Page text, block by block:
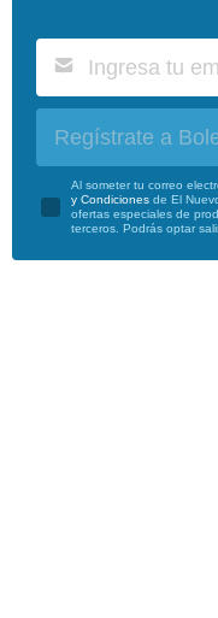
Regístrate a
Al someter tu correo
y Condiciones de El
ofertas especiales de
terceros. Podrás optar